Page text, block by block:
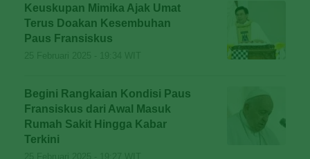
Keuskupan Mimika Ajak Umat
Terus Doakan Kesembuhan
Paus Fransiskus
Begini Rangkaian Kondisi Paus
Fransiskus dari Awal Masuk
Rumah Sakit Hingga Kabar
Terkini